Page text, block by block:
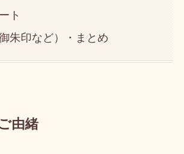
ト
朱印など）・まとめ
由緒